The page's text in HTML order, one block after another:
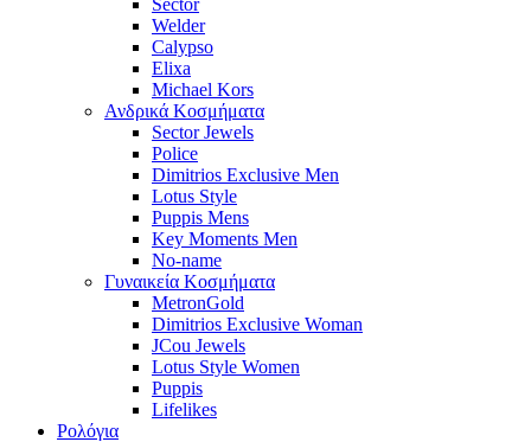
Sector
Welder
Calypso
Elixa
Michael Kors
Ανδρικά Κοσμήματα
Sector Jewels
Police
Dimitrios Exclusive Men
Lotus Style
Puppis Mens
Key Moments Men
No-name
Γυναικεία Κοσμήματα
MetronGold
Dimitrios Exclusive Woman
JCou Jewels
Lotus Style Women
Puppis
Lifelikes
Ρολόγια